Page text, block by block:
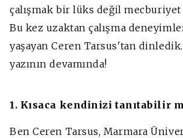
çalışmak bir lüks değil
Bu kez uzaktan çalışma
yaşayan Ceren Tarsus'tan
yazının devamında!
1. Kısaca kendinizi tanıtabilir
Ben Ceren Tarsus, Marmara